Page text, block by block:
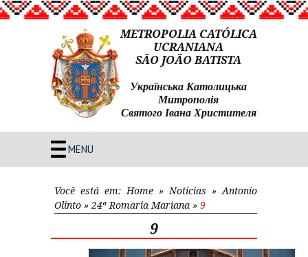
METROPOLIA CATÓLICA
UCRANIANA
SÃO JOÃO BATISTA
Українська Католицька
Митрополія
Святого Івана Христителя
MENU
Você está em: Home » Noticias » Antonio
Olinto » 24ª Romaria Mariana » 9
9